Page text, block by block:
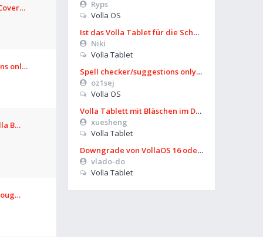
Ryps
Volla OS
Ist das Volla Tablet für die Schule zu gebrauchen?
Niki
Volla Tablet
Spell checker/suggestions only works in some settings
oz1sej
Volla OS
Volla Tablett mit Bläschen im Display?
xuesheng
Volla Tablet
Downgrade von VollaOS 16 oder Formatierung von Userdata (aus UT)
vlado-do
Volla Tablet
onl…
B…